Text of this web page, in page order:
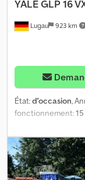
Lugau 923 km
YALEGLP 16
État:d'occasion,
fonctionnement:
automatique,
Yale GLP 16 VK
latéral Toit de
Pour toute